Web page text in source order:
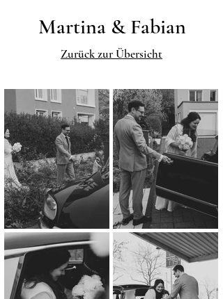
Martina & Fabian
Zurück zur Übersicht